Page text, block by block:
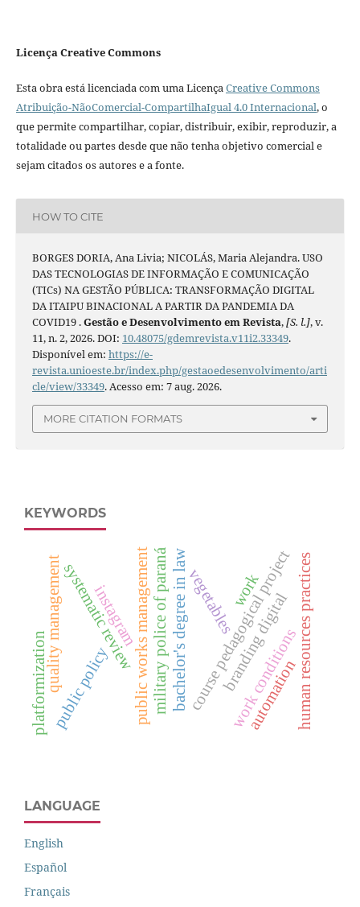
Licença Creative Commons
Esta obra está licenciada com uma LicençaCreative Commons
Atribuição-NãoComercial-CompartilhaIgual 4.0 Internacional, o
que permite compartilhar, copiar, distribuir, exibir, reproduzir, a
totalidade ou partes desde que não tenha objetivo comercial e
sejam citados os autores e a fonte.
HOW TO CITE
BORGES DORIA, Ana Livia; NICOLÁS, Maria Alejandra. USO
DAS TECNOLOGIAS DE INFORMAÇÃO E COMUNICAÇÃO
(TICs) NA GESTÃO PÚBLICA: TRANSFORMAÇÃO DIGITAL
DA ITAIPU BINACIONAL A PARTIR DA PANDEMIA DA
COVID19 .Gestão e Desenvolvimento em Revista,[S. l.], v.
11, n. 2, 2026. DOI: 10.48075/gdemrevista.v11i2.33349.
Disponível em: https://e-
revista.unioeste.br/index.php/gestaoedesenvolvimento/arti
cle/view/33349. Acesso em: 7 aug. 2026.
MORE CITATION FORMATS
KEYWORDS
military police of paranábachelor's degree in lawcourse pedagogical project
public works management
systematic review vegetables
quality management branding digital
instagram
work conditionshuman resources practices
public policy
work
automation
platformization
LANGUAGE
English
Español
Français